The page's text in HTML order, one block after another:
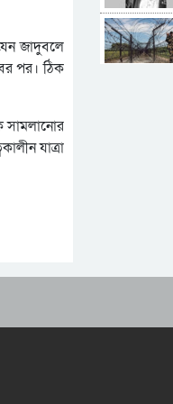
জাদুবলে
পর। ঠিক
সামলানোর
যাত্রা